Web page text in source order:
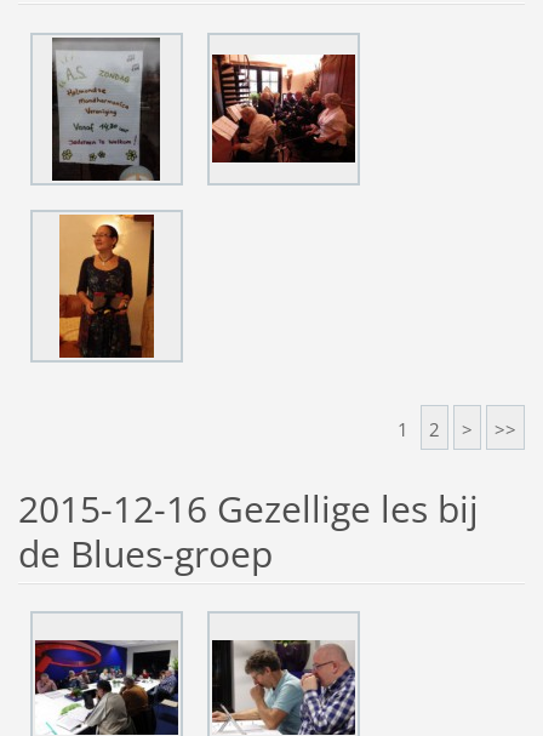
1 2 > >>
2015-12-16 Gezellige les bij
de Blues-groep